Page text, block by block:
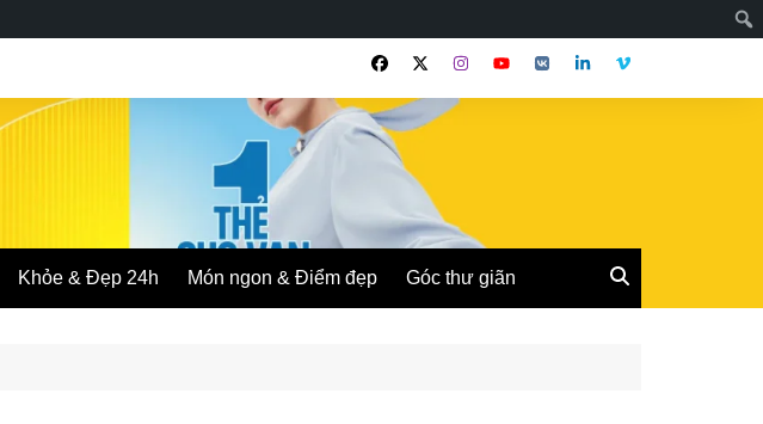
Khỏe & Đẹp 24h Món ngon & Điểm đẹp Góc thư giãn